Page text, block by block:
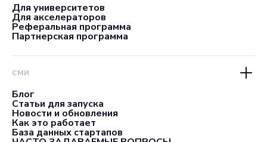
Для университетов
Для акселераторов
Реферальная программа
Партнерская программа
СМИ
Блог
Статьи для запуска
Новости и обновления
Как это работает
База данных стартапов